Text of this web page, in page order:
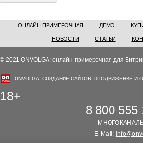
ОНЛАЙН ПРИМЕРОЧНАЯ ДЕМО
НОВОСТИ СТАТЬИ
© 2021 ONVOLGA: онлайн-примерочная для
ONVOLGA: СОЗДАНИЕ САЙТОВ. ПРОДВИЖЕНИЕ И
18+
8 800 555
E-Mail: